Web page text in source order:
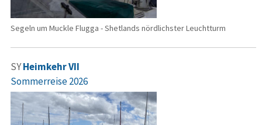
Segeln um Muckle Flugga - Shetlands nördlichster Leuchtturm
SYHeimkehr VII
Sommerreise 2026